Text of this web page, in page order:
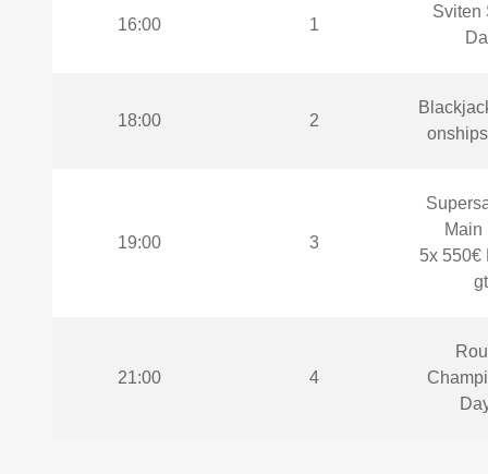
16:00 1
Sviten
18:00 2
19:00 3
Main
5x 550€
21:00 4